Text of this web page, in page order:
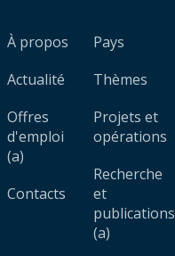
À propos
Actualité
Offres
d'emploi
(a)
Contacts
Pays
Thèmes
Projets et
opérations
Recherche
et
publications
(a)